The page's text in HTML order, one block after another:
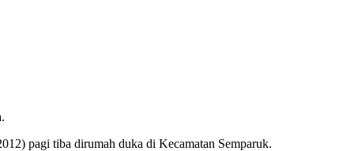
pagi tiba dirumah duka di Kecamatan Semparuk.